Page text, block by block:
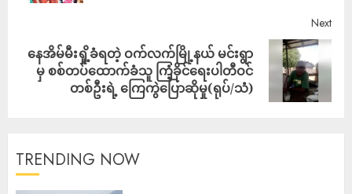
Next
နေအိမ်မီးရှို့ခံရတဲ့ ဝက်လက်မြို့နယ် မင်းရွာ
မှ စစ်တပ်ထောက်ခံသူ ကြံ့ခိုင်ရေးပါတီဝင်
တစ်ဦးရဲ့ ကြေကွဲပြောဆိုမှု(ရုပ်/သံ)
TRENDING NOW